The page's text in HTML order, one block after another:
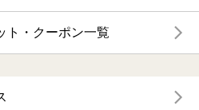
ト・クーポン一覧